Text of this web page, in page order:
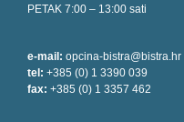
PETAK 7:00 – 13:00 sati
e-mail: opcina-bistra@bistra.hr
tel: +385 (0) 1 3390 039
fax: +385 (0) 1 3357 462